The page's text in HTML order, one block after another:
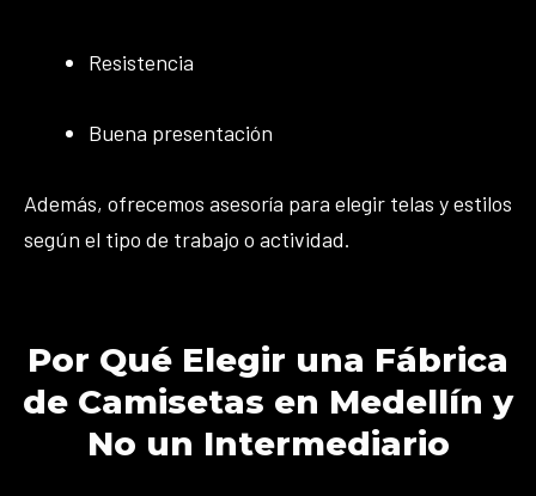
Resistencia
Buena presentación
Además, ofrecemos asesoría para elegir telas y estilos
según el tipo de trabajo o actividad.
Por Qué Elegir una Fábrica
de Camisetas en Medellín y
No un Intermediario